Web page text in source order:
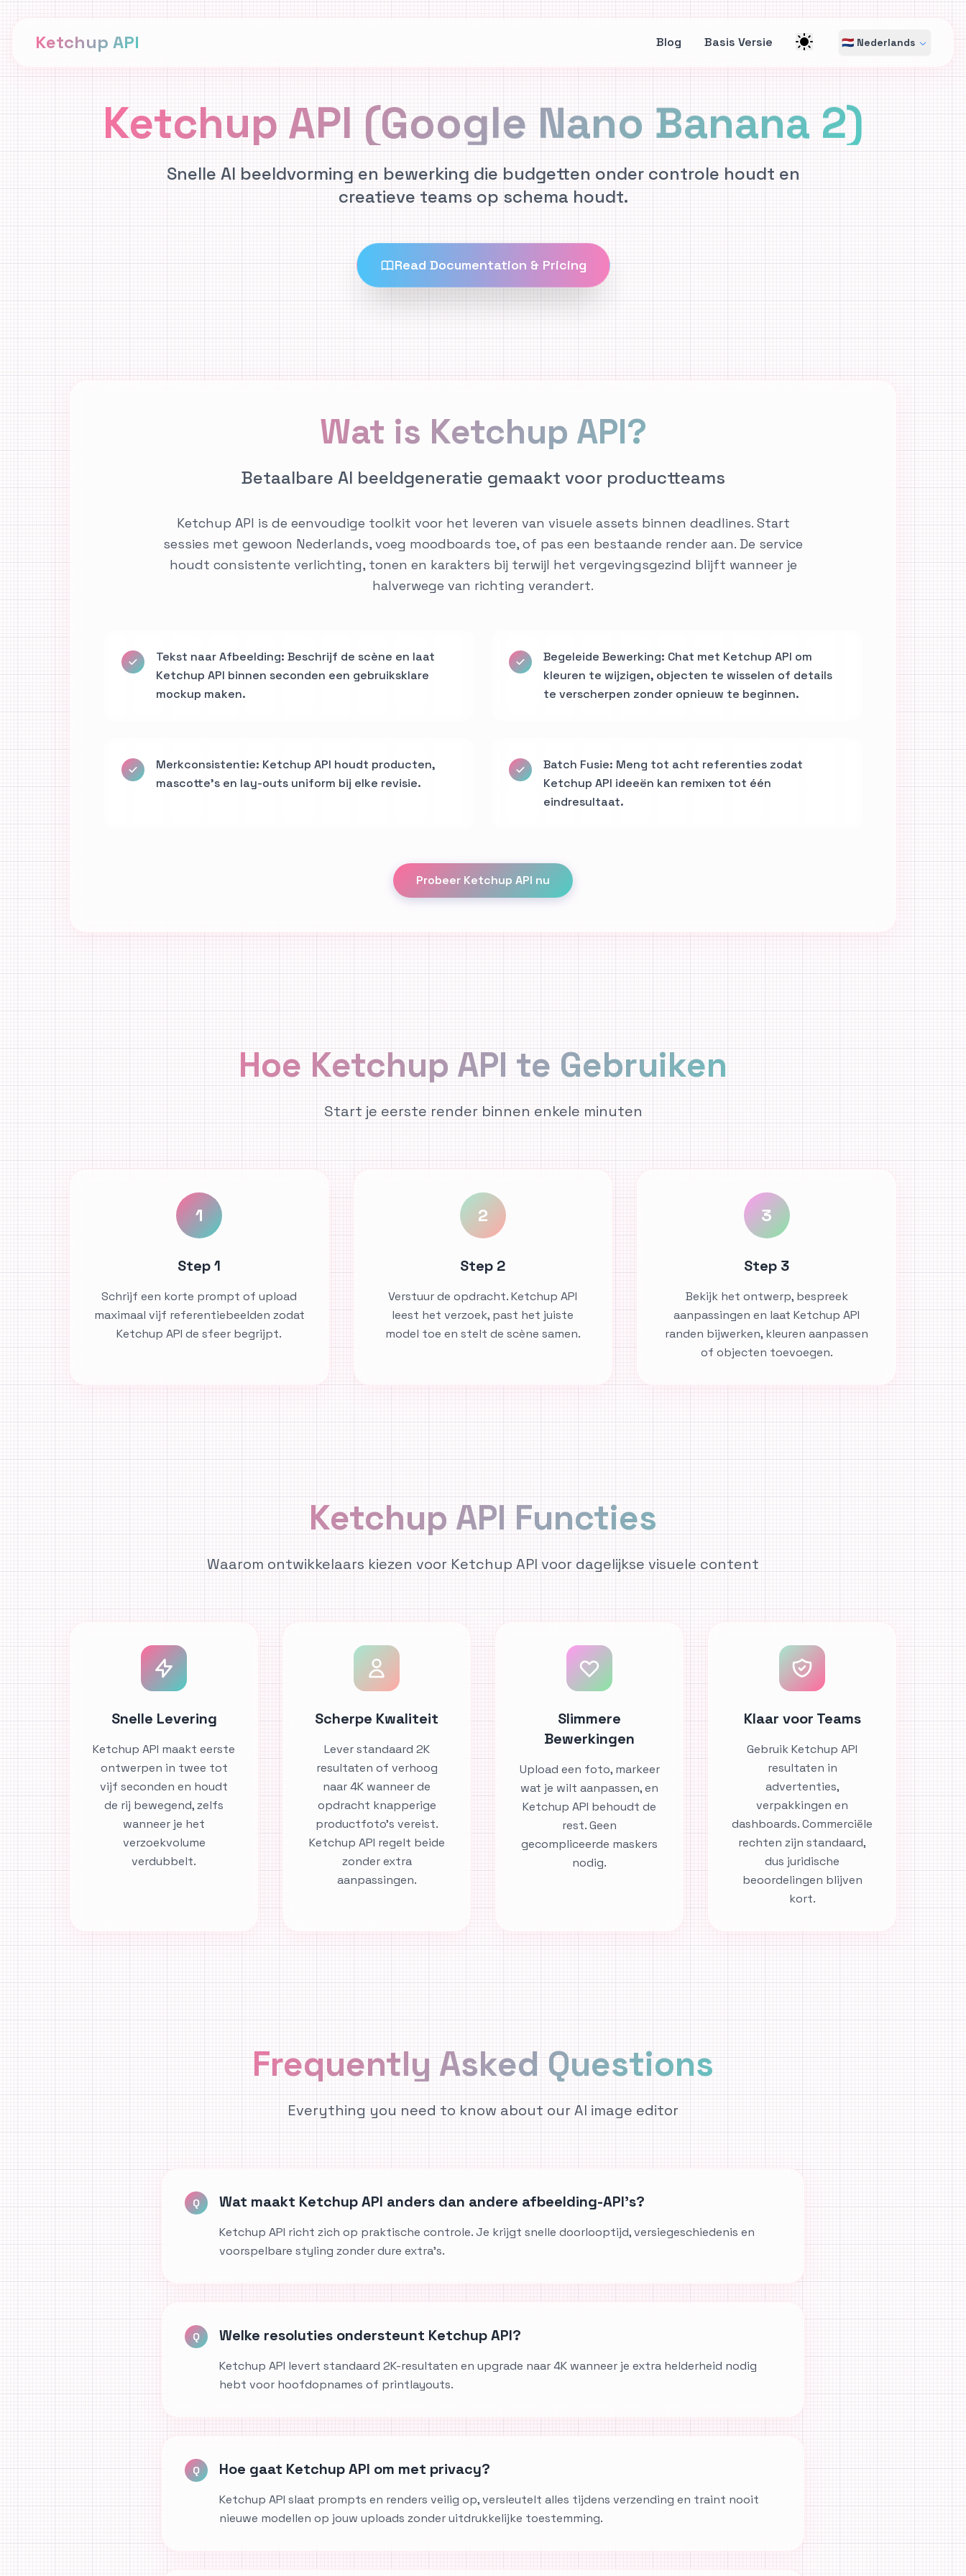
Ketchup API Blog Basis Versie 🇳🇱 Nederlands
Ketchup API (Google Nano Banana 2)
Snelle AI beeldvorming en bewerking die budgetten onder controle houdt en
creatieve teams op schema houdt.
Read Documentation & Pricing
Wat is Ketchup API?
Betaalbare AI beeldgeneratie gemaakt voor productteams
Ketchup API is de eenvoudige toolkit voor het leveren van visuele assets binnen deadlines. Start
sessies met gewoon Nederlands, voeg moodboards toe, of pas een bestaande render aan. De service
houdt consistente verlichting, tonen en karakters bij terwijl het vergevingsgezind blijft wanneer je
halverwege van richting verandert.
Tekst naar Afbeelding: Beschrijf de scène en laat
Ketchup API binnen seconden een gebruiksklare
mockup maken.
Begeleide Bewerking: Chat met Ketchup API om
kleuren te wijzigen, objecten te wisselen of details
te verscherpen zonder opnieuw te beginnen.
Merkconsistentie: Ketchup API houdt producten,
mascotte's en lay-outs uniform bij elke revisie.
Batch Fusie: Meng tot acht referenties zodat
Ketchup API ideeën kan remixen tot één
eindresultaat.
Probeer Ketchup API nu
Hoe Ketchup API te Gebruiken
Start je eerste render binnen enkele minuten
1
Step 1
Schrijf een korte prompt of upload
maximaal vijf referentiebeelden zodat
Ketchup API de sfeer begrijpt.
2
Step 2
Verstuur de opdracht. Ketchup API
leest het verzoek, past het juiste
model toe en stelt de scène samen.
3
Step 3
Bekijk het ontwerp, bespreek
aanpassingen en laat Ketchup API
randen bijwerken, kleuren aanpassen
of objecten toevoegen.
Ketchup API Functies
Waarom ontwikkelaars kiezen voor Ketchup API voor dagelijkse visuele content
Snelle Levering
Ketchup API maakt eerste
ontwerpen in twee tot
vijf seconden en houdt
de rij bewegend, zelfs
wanneer je het
verzoekvolume
verdubbelt.
Scherpe Kwaliteit
Lever standaard 2K
resultaten of verhoog
naar 4K wanneer de
opdracht knapperige
productfoto's vereist.
Ketchup API regelt beide
zonder extra
aanpassingen.
Slimmere
Bewerkingen
Upload een foto, markeer
wat je wilt aanpassen, en
Ketchup API behoudt de
rest. Geen
gecompliceerde maskers
nodig.
Klaar voor Teams
Gebruik Ketchup API
resultaten in
advertenties,
verpakkingen en
dashboards. Commerciële
rechten zijn standaard,
dus juridische
beoordelingen blijven
kort.
Frequently Asked Questions
Everything you need to know about our AI image editor
Q Wat maakt Ketchup API anders dan andere afbeelding-API's?
Ketchup API richt zich op praktische controle. Je krijgt snelle doorlooptijd, versiegeschiedenis en
voorspelbare styling zonder dure extra's.
Q Welke resoluties ondersteunt Ketchup API?
Ketchup API levert standaard 2K-resultaten en upgrade naar 4K wanneer je extra helderheid nodig
hebt voor hoofdopnames of printlayouts.
Q Hoe gaat Ketchup API om met privacy?
Ketchup API slaat prompts en renders veilig op, versleutelt alles tijdens verzending en traint nooit
nieuwe modellen op jouw uploads zonder uitdrukkelijke toestemming.